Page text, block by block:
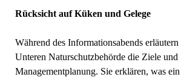
Rücksicht auf Küken und Gelege
Während des Informationsabends
Unteren Naturschutzbehörde die Ziele und
Managementplanung. Sie erklären, was